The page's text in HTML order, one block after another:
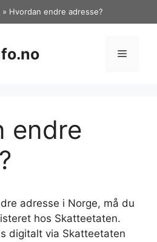
» Hvordan endre adresse?
Meny
endre
adresse i Norge, må du
hos Skatteetaten.
digitalt via Skatteetaten